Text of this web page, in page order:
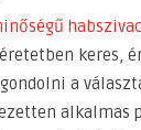
keres,
a
alkalmas